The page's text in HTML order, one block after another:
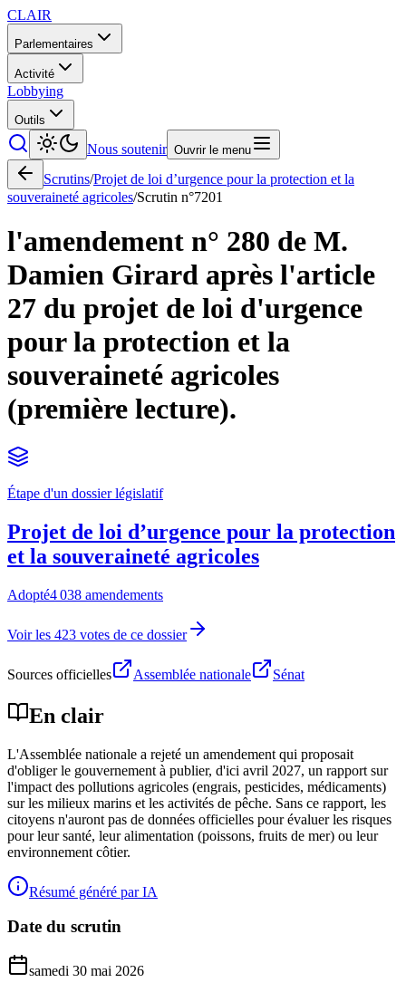
CLAIR
Parlementaires
Activité
Lobbying
Outils
Nous soutenir Ouvrir le menu
Scrutins/Projet de loi d’urgence pour la protection et la
souveraineté agricoles/Scrutin n°7201
l'amendement n° 280 de M.
Damien Girard après l'article
27 du projet de loi d'urgence
pour la protection et la
souveraineté agricoles
(première lecture).
Étape d'un dossier législatif
Projet de loi d’urgence pour la protection
et la souveraineté agricoles
Adopté4 038 amendements
Voir les 423 votes de ce dossier
Sources officielles Assemblée nationale Sénat
En clair
L'Assemblée nationale a rejeté un amendement qui proposait
d'obliger le gouvernement à publier, d'ici avril 2027, un rapport sur
l'impact des pollutions agricoles (engrais, pesticides, médicaments)
sur les milieux marins et les activités de pêche. Sans ce rapport, les
citoyens n'auront pas de données officielles pour évaluer les risques
pour leur santé, leur alimentation (poissons, fruits de mer) ou leur
environnement côtier.
Résumé généré par IA
Date du scrutin
samedi 30 mai 2026